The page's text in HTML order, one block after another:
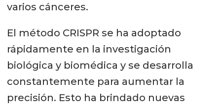
varios cánceres.
El método CRISPR se ha adoptado
rápidamente en la investigación
biológica y biomédica y se desarrolla
constantemente para aumentar la
precisión. Esto ha brindado nuevas